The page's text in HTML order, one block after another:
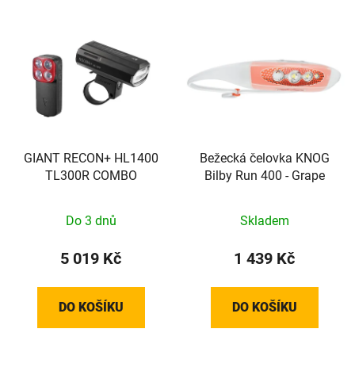
GIANT RECON+ HL1400
TL300R COMBO
Do 3 dnů
5 019 Kč
DO KOŠÍKU
Bežecká čelovka KNOG
Bilby Run 400 - Grape
Skladem
1 439 Kč
DO KOŠÍKU